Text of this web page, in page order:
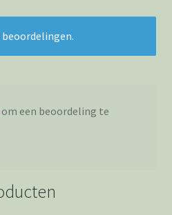
om een beoordeling te